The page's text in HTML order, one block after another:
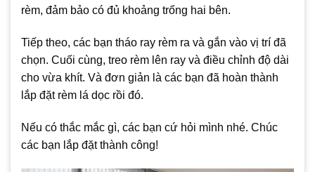
rèm, đảm bảo có đủ khoảng trống hai bên.
Tiếp theo, các bạn tháo ray rèm ra và gắn vào vị trí đã
chọn. Cuối cùng, treo rèm lên ray và điều chỉnh độ dài
cho vừa khít. Và đơn giản là các bạn đã hoàn thành
lắp đặt rèm lá dọc rồi đó.
Nếu có thắc mắc gì, các bạn cứ hỏi mình nhé. Chúc
các bạn lắp đặt thành công!